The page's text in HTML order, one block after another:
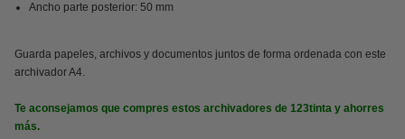
Ancho parte posterior: 50 mm
Guarda papeles, archivos y documentos juntos de forma ordenada con este
archivador A4.
Te aconsejamos que compres estos archivadores de 123tinta y ahorres
más.